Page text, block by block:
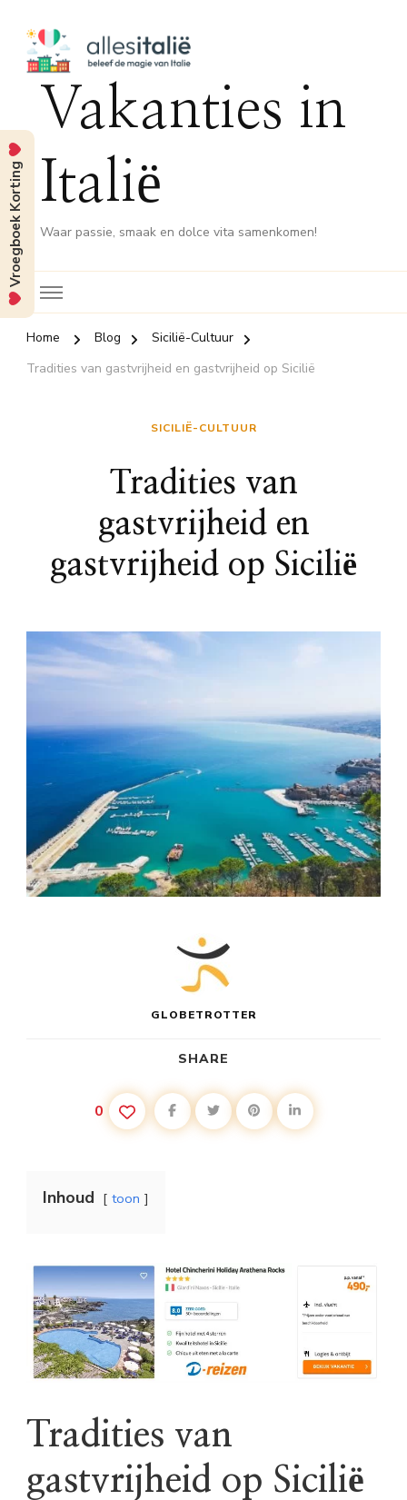
Vakanties in
Italië
Waar passie, smaak en dolce vita samenkomen!
Home Blog
Sicilië-Cultuur
Tradities van gastvrijheid en gastvrijheid op Sicilië
SICILIË-CULTUUR
Tradities van
gastvrijheid en
gastvrijheid op Sicilië
GLOBETROTTER
SHARE
0
Inhoud toon
Tradities van
gastvrijheid op Sicilië
Vroegboek Korting